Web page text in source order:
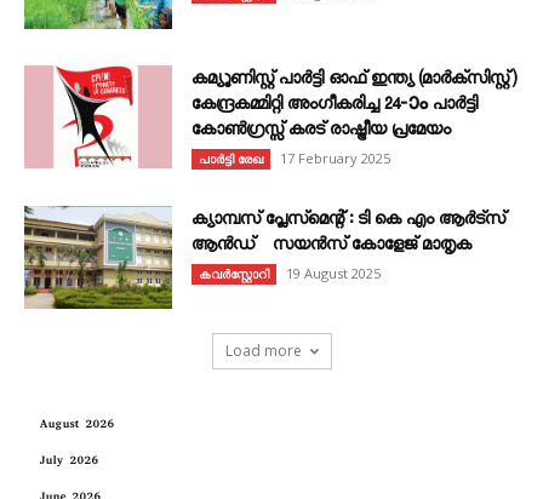
കമ്യൂണിസ്റ്റ് പാർട്ടി ഓഫ് ഇന്ത്യ (മാർക്സിസ്റ്റ്)
കേന്ദ്രകമ്മിറ്റി അംഗീകരിച്ച 24‐ാം പാർട്ടി
കോൺഗ്രസ്സ് കരട് രാഷ്ട്രീയ പ്രമേയം
പാർട്ടി രേഖ 17 February 2025
ക്യാമ്പസ് പ്ലേസ്മെന്റ് : ടി കെ എം ആർട്സ്
ആൻഡ് സയൻസ് കോളേജ് മാതൃക
കവര്‍സ്റ്റോറി 19 August 2025
Load more
August 2026
July 2026